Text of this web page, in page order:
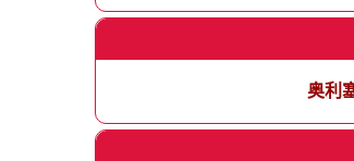
奥利